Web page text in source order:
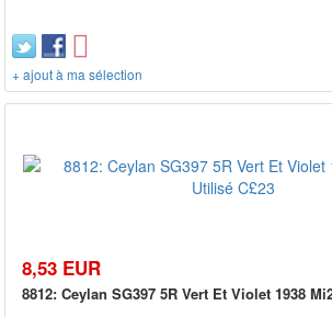
+ ajout à ma sélection
8,53 EUR
8812: Ceylan SG397 5R Vert Et Violet 1938